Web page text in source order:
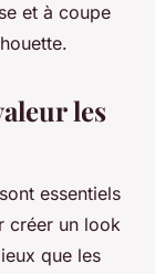
et à coupe
les
essentiels
créer un look
que les